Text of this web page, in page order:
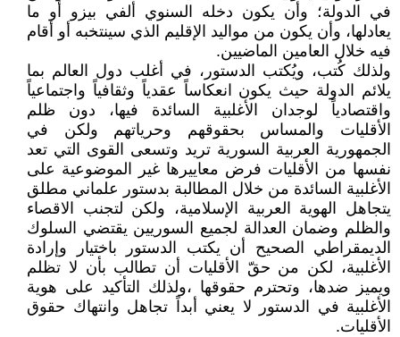
في الدولة؛ وأن يكون دخله السنوي ألفي بيزو أو ما
يعادلها، وأن يكون من مواليد الإقليم الذي سينتخبه أو أقام
فيه خلال العامين الماضيين.
ولذلك كُتب، ويُكتب الدستور، في أغلب دول العالم بما
يلائم الدولة حيث يكون انعكاساً عقدياً وثقافياً واجتماعياً
واقتصادياً لوجدان الأغلبية السائدة فيها، دون ظلم
الأقليات والمساس بحقوقهم وحرياتهم ولكن في
الجمهورية العربية السورية تريد وتسعى القوى التي تعد
نفسها من الأقليات فرض معاييرها غير الموضوعية على
الأغلبية السائدة من خلال المطالبة بدستور علماني مطلق
يتجاهل الهوية العربية الإسلامية، ولكن لتجنب الاقصاء
والظلم وضمان العدالة لجميع السوريين يقتضي السلوك
الديمقراطي الصحيح أن يكتب الدستور باختيار وإرادة
الأغلبية، لكن من حقّ الأقليات أن تطالب بأن لا تظلم
ويميز ضدها، وتحترم حقوقها ،ولذلك التأكيد على هوية
الأغلبية في الدستور لا يعني أبداً تجاهل وانتهاك حقوق
الأقليات.